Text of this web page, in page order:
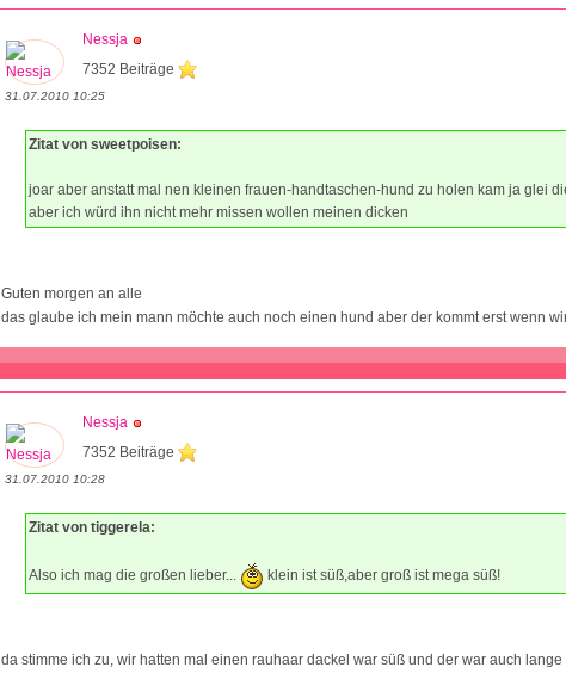
Nessja
7352 Beiträge
31.07.2010 10:25
Zitat von sweetpoisen:
joar aber anstatt mal nen kleinen frauen-handtaschen-hund zu holen kam ja glei
aber ich würd ihn nicht mehr missen wollen meinen dicken
Guten morgen an alle
das glaube ich mein mann möchte auch noch einen hund aber der kommt erst wenn
Nessja
7352 Beiträge
31.07.2010 10:28
Zitat von tiggerela:
Also ich mag die großen lieber... klein ist süß,aber groß ist mega süß!
da stimme ich zu, wir hatten mal einen rauhaar dackel war süß und der war auch